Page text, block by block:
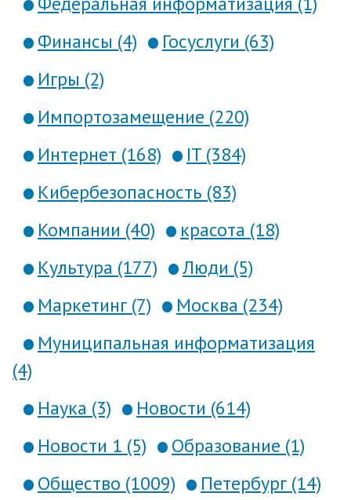
Финансы (4)
Госуслуги (63)
Игры (2)
Импортозамещение (220)
Интернет (168)
IT (384)
Кибербезопасность (83)
Компании (40)
красота (18)
Культура (177)
Люди (5)
Маркетинг (7)
Москва (234)
Муниципальная информатизация
(4)
Наука (3)
Новости (614)
Новости 1 (5)
Образование (1)
Общество (1009)
Петербург (14)